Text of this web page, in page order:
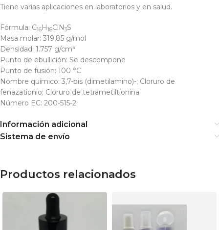
Tiene varias aplicaciones en laboratorios y en salud.
Fórmula: C16H18ClN3S
Masa molar: 319,85 g/mol
Densidad: 1.757 g/cm³
Punto de ebullición: Se descompone
Punto de fusión: 100 °C
Nombre químico: 3,7-bis (dimetilamino)-; Cloruro de
fenazationio; Cloruro de tetrametiltionina
Número EC: 200-515-2
Información adicional
Sistema de envío
Productos relacionados